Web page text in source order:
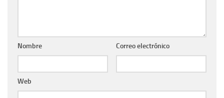
Nombre Correo electrónico
Web